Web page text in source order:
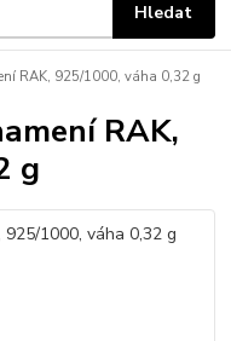
Hledat
RAK, 925/1000, váha 0,32 g
RAK,
g